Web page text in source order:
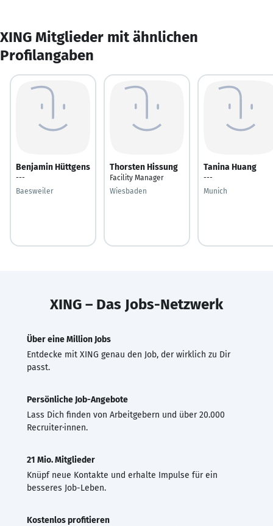
XING Mitglieder mit ähnlichen
Profilangaben
Benjamin Hüttgens
---
Baesweiler
Thorsten Hissung
Facility Manager
Wiesbaden
Tanina Huang
---
Munich
XING – Das Jobs-Netzwerk
Über eine Million Jobs
Entdecke mit XING genau den Job, der wirklich zu Dir
passt.
Persönliche Job-Angebote
Lass Dich finden von Arbeitgebern und über 20.000
Recruiter·innen.
21 Mio. Mitglieder
Knüpf neue Kontakte und erhalte Impulse für ein
besseres Job-Leben.
Kostenlos profitieren